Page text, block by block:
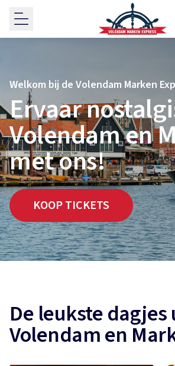
Welkom bij de Volendam Marken
Ervaar
Volendam en
met ons!
KOOP TICKETS
De leukste dagjes
Volendam en